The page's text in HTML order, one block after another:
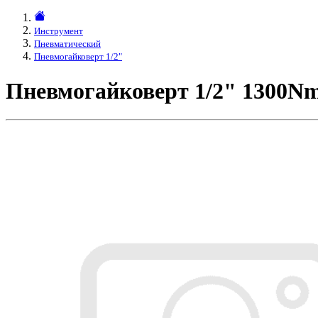
Инструмент
Пневматический
Пневмогайковерт 1/2"
Пневмогайковерт 1/2"